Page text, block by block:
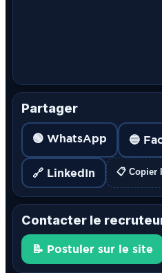
Partager
🟢 WhatsApp 🔵
🔗 LinkedIn 📋 Copier
Contacter le
📝 Postuler sur le site